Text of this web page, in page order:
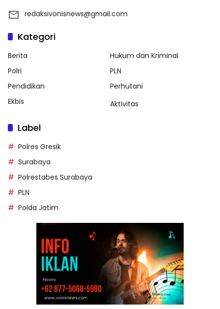
redaksivonisnews@gmail.com
Kategori
Berita
Hukum dan Kriminal
Polri
PLN
Pendidikan
Perhutani
Ekbis
Aktivitas
Label
Polres Gresik
Surabaya
Polrestabes Surabaya
PLN
Polda Jatim